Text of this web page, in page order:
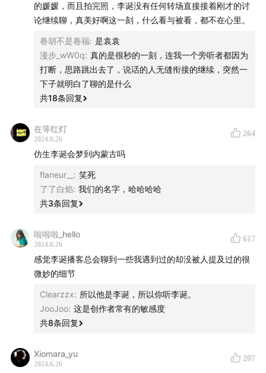
安德烈，看到了一棵树，他是真的看到了
教父是教父，教父爱好者是教父爱好者
你跟宇宙之间不撒谎的话，你是知道怎么做的
的媛媛，而且拍完照，李诞没有任何转场直接接着刚才的讨
论继续聊，真美好啊这一刻，什么看与被看，都不在心里。
卷胡不是卷福: 是袁袁
漫步_wW0q: 真的是很秒的一刻，连我一个旁听者都因为
打断，思路跳出去了，说话的人无缝衔接的继续，突然一
下子就明白了聊的是什么
共18条回复
在等红灯
2024.6.26
264
仿生李诞会梦到内蒙古吗
flaneur__ : 笑死
了了白焰: 我们的名字，哈哈哈哈
共3条回复
啦啦啦_hello
2024.6.26
617
感觉李诞播客总会聊到一些我遇到过的却没被人提及过的很
微妙的细节
Clearzzx: 所以他是李诞，所以你听李诞。
JooJoo: 这是创作者常有的敏感度
共8条回复
Xiomara_yu
2024.6.26
207